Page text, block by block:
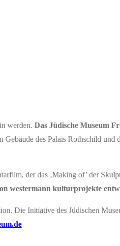
werden. Das Jüdische Museum
Gebäude des Palais Rothschild
der das ‚Making of’ der
westermann kulturprojekte
Die Initiative des Jüdischen